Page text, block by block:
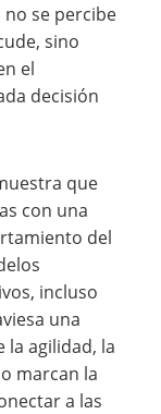
no se percibe
sino
el
decisión
que
con una
del
incluso
una
la agilidad, la
marcan la
a las